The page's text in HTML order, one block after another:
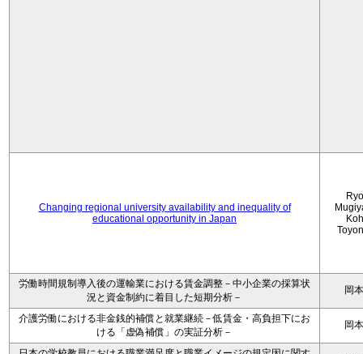
Changing regional university availability and inequality of
educational opportunity in Japan
労働時間規制導入後の運輸業における賃金調整－中小企業の採算状
況と資金制約に着目した短期分析－
岡
介護労働における非金銭的補償と就業継続－低賃金・高負担下にお
ける「虚偽補償」の実証分析－
岡